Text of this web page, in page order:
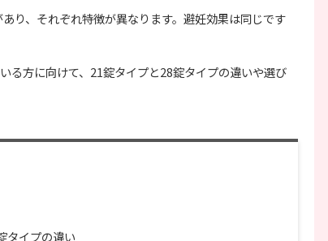
り、それぞれ特徴が異なります。避妊効果は同じです
る方に向けて、21錠タイプと28錠タイプの違いや選び
タイプの違い